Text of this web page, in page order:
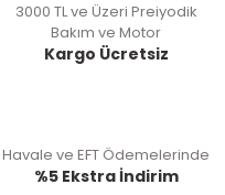
3000 TL ve Üzeri Preiyodik
Bakım ve Motor
Kargo Ücretsiz
Havale ve EFT Ödemelerinde
%5 Ekstra İndirim